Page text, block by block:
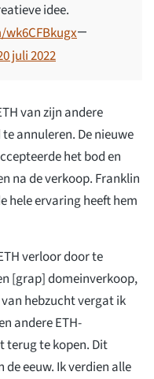
idee.
—
juli 2022
van zijn andere
annuleren. De nieuwe
het bod en
na de verkoop. Franklin
hele ervaring heeft hem
verloor door te
[grap] domeinverkoop,
hebzucht vergat ik
andere ETH-
terug te kopen. Dit
eeuw. Ik verdien alle